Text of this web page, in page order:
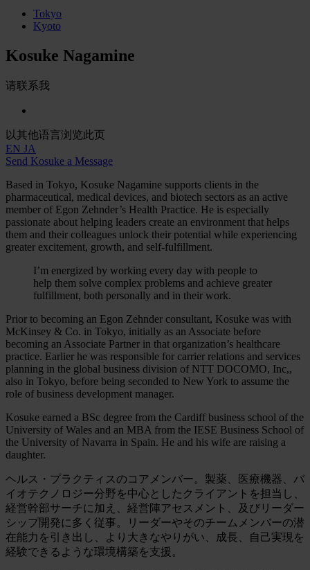
Tokyo
Kyoto
Kosuke Nagamine
请联系我
以其他语言浏览此页
EN JA
Send Kosuke a Message
Based in Tokyo, Kosuke Nagamine supports clients in the
pharmaceutical, medical devices, and biotech sectors as an active
member of Egon Zehnder’s Health Practice. He is especially
passionate about helping leaders create an environment that helps
them and their colleagues unlock their potential while experiencing
greater excitement, growth, and self-fulfillment.
I’m energized by working every day with people to
help them solve complex problems and achieve greater
fulfillment, both personally and in their work.
Prior to becoming an Egon Zehnder consultant, Kosuke was with
McKinsey & Co. in Tokyo, initially as an Associate before
becoming an Associate Partner in that organization’s healthcare
practice. Earlier he was responsible for carrier relations and services
planning in the global business division of NTT DOCOMO, Inc,,
also in Tokyo, before being seconded to New York to assume the
role of business development manager.
Kosuke earned a BSc degree from the Cardiff business school of the
University of Wales and an MBA from the IESE Business School of
the University of Navarra in Spain. He and his wife are raising a
daughter.
ヘルス・プラクティスのコアメンバー。製薬、医療機器、バ
イオテクノロジー分野を中心としたクライアントを担当し、
経営幹部サーチに加え、経営陣アセスメント、及びリーダー
シップ開発に多く従事。リーダーやそのチームメンバーの潜
在能力を引き出し、より大きなやりがい、成長、自己実現を
経験できるような環境構築を支援。